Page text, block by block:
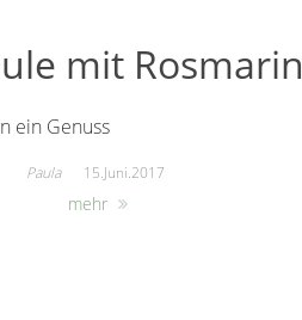
mit Rosmarin
ein Genuss
Paula 15.Juni.2017
mehr